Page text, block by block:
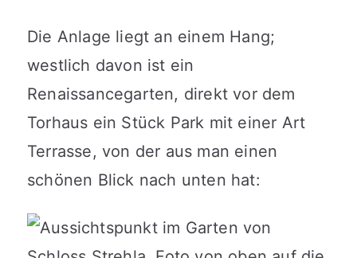
Die Anlage liegt an einem Hang;
westlich davon ist ein
Renaissancegarten, direkt vor dem
Torhaus ein Stück Park mit einer Art
Terrasse, von der aus man einen
schönen Blick nach unten hat: